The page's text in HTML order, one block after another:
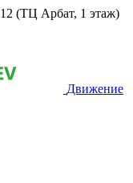
(ТЦ Арбат, 1 этаж)
Движение